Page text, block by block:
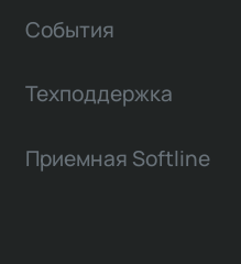
События
Техподдержка
Приемная Softline